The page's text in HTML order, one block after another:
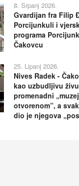
8. Srpanj 2026.
Gvardijan fra Filip
Porcijunkuli i
programa
Čakovcu
25. Lipanj 2026.
Nives Radek -
kao uzbudljivu
promenadni
otvorenom”, a
dio je njegova